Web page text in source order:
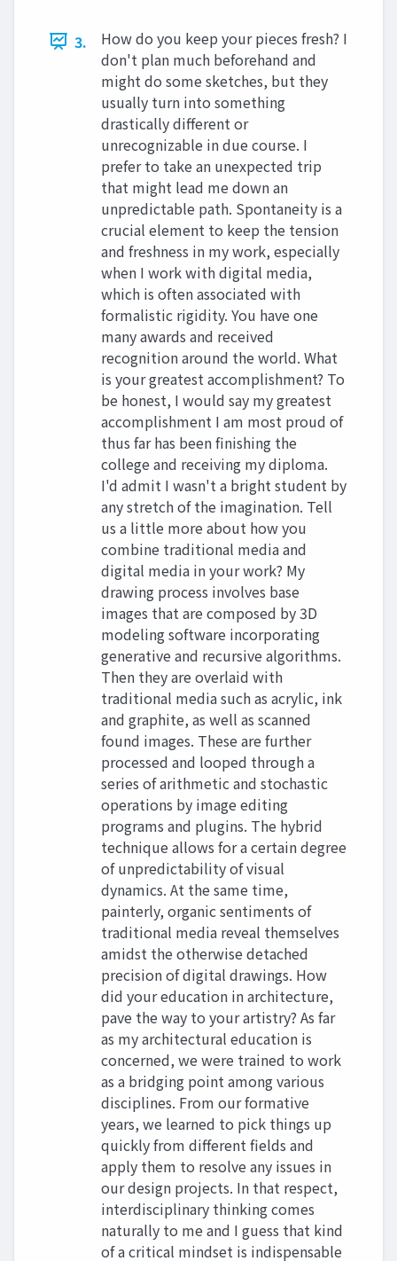
3.
How do you keep your pieces fresh? I
don't plan much beforehand and
might do some sketches, but they
usually turn into something
drastically different or
unrecognizable in due course. I
prefer to take an unexpected trip
that might lead me down an
unpredictable path. Spontaneity is a
crucial element to keep the tension
and freshness in my work, especially
when I work with digital media,
which is often associated with
formalistic rigidity. You have one
many awards and received
recognition around the world. What
is your greatest accomplishment? To
be honest, I would say my greatest
accomplishment I am most proud of
thus far has been finishing the
college and receiving my diploma.
I'd admit I wasn't a bright student by
any stretch of the imagination. Tell
us a little more about how you
combine traditional media and
digital media in your work? My
drawing process involves base
images that are composed by 3D
modeling software incorporating
generative and recursive algorithms.
Then they are overlaid with
traditional media such as acrylic, ink
and graphite, as well as scanned
found images. These are further
processed and looped through a
series of arithmetic and stochastic
operations by image editing
programs and plugins. The hybrid
technique allows for a certain degree
of unpredictability of visual
dynamics. At the same time,
painterly, organic sentiments of
traditional media reveal themselves
amidst the otherwise detached
precision of digital drawings. How
did your education in architecture,
pave the way to your artistry? As far
as my architectural education is
concerned, we were trained to work
as a bridging point among various
disciplines. From our formative
years, we learned to pick things up
quickly from different fields and
apply them to resolve any issues in
our design projects. In that respect,
interdisciplinary thinking comes
naturally to me and I guess that kind
of a critical mindset is indispensable